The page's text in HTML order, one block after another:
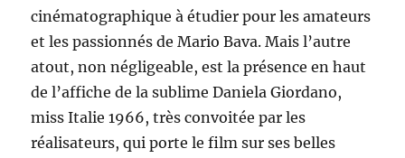
cinématographique à étudier pour les amateurs
et les passionnés de Mario Bava. Mais l’autre
atout, non négligeable, est la présence en haut
de l’affiche de la sublime Daniela Giordano,
miss Italie 1966, très convoitée par les
réalisateurs, qui porte le film sur ses belles